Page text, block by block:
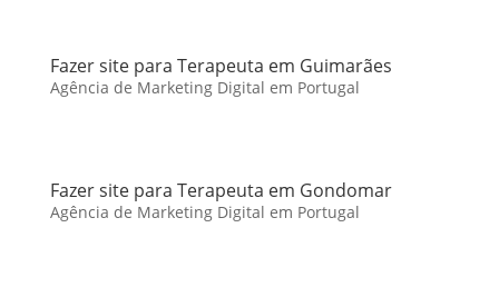
Fazer site para Terapeuta em Guimarães
Agência de Marketing Digital em Portugal
Fazer site para Terapeuta em Gondomar
Agência de Marketing Digital em Portugal